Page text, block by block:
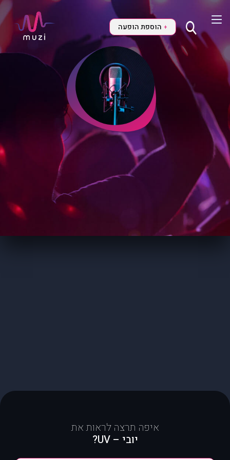
+ הוספת הופעה
איפה תרצה לראות את
יובי – UV?